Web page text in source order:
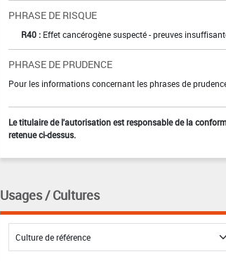
PHRASE DE RISQUE
R40 : Effet cancérogène suspecté - preuves
PHRASE DE PRUDENCE
Pour les informations concernant les phrases de
Le titulaire de l'autorisation est responsable de la
retenue ci-dessus.
Usages / Cultures